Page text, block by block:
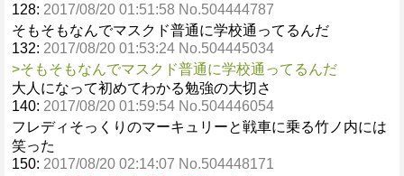
128: 2017/08/20 01:51:58 No.504444787
そもそもなんでマスクド普通に学校通ってるんだ
132: 2017/08/20 01:53:24 No.504445034
>そもそもなんでマスクド普通に学校通ってるんだ
大人になって初めてわかる勉強の大切さ
140: 2017/08/20 01:59:54 No.504446054
フレディそっくりのマーキュリーと戦車に乗る竹ノ内には
笑った
150: 2017/08/20 02:14:07 No.504448171